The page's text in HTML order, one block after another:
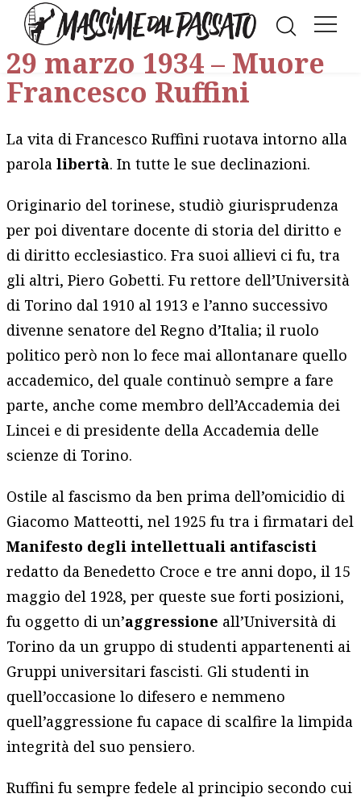
FacebookLinkedIn
29 marzo 1934 – Muore
Francesco Ruffini
La vita di Francesco Ruffini ruotava intorno alla
parolalibertà. In tutte le sue declinazioni.
Originario del torinese, studiò giurisprudenza
per poi diventare docente di storia del diritto e
di diritto ecclesiastico. Fra suoi allievi ci fu, tra
gli altri, Piero Gobetti. Fu rettore dell’Università
di Torino dal 1910 al 1913 e l’anno successivo
divenne senatore del Regno d’Italia; il ruolo
politico però non lo fece mai allontanare quello
accademico, del quale continuò sempre a fare
parte, anche come membro dell’Accademia dei
Lincei e di presidente della Accademia delle
scienze di Torino.
Ostile al fascismo da ben prima dell’omicidio di
Giacomo Matteotti, nel 1925 fu tra i firmatari del
Manifesto degli intellettuali antifascisti
redatto da Benedetto Croce e tre anni dopo, il 15
maggio del 1928, per queste sue forti posizioni,
fu oggetto di un’aggressione all’Università di
Torino da un gruppo di studenti appartenenti ai
Gruppi universitari fascisti. Gli studenti in
quell’occasione lo difesero e nemmeno
quell’aggressione fu capace di scalfire la limpida
integrità del suo pensiero.
Ruffini fu sempre fedele al principio secondo cui